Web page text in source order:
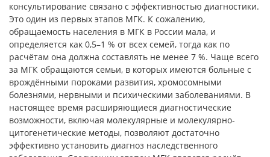
консультирование связано с эффективностью диагностики.
Это один из первых этапов МГК. К сожалению,
обращаемость населения в МГК в России мала, и
определяется как 0,5–1 % от всех семей, тогда как по
расчётам она должна составлять не менее 7 %. Чаще всего
за МГК обращаются семьи, в которых имеются больные с
врождёнными пороками развития, хромосомными
болезнями, нервными и психическими заболеваниями. В
настоящее время расширяющиеся диагностические
возможности, включая молекулярные и молекулярно-
цитогенетические методы, позволяют достаточно
эффективно установить диагноз наследственного